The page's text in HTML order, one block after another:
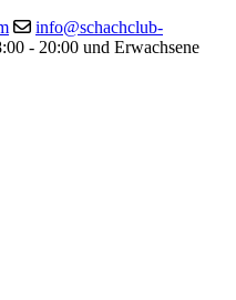
info@schachclub-
- 20:00 und Erwachsene